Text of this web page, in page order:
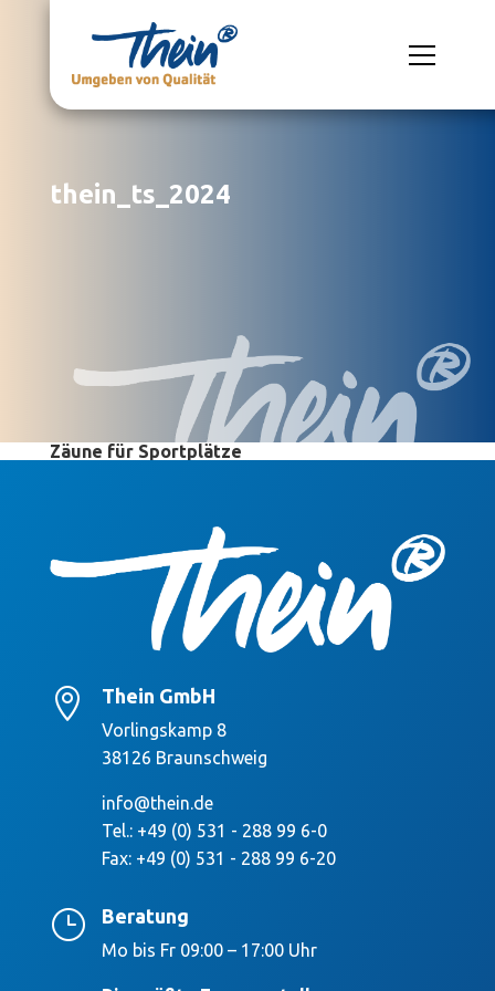
thein_ts_2024
Zäune für Sportplätze
 Thein GmbH
Vorlingskamp 8
38126 Braunschweig
info@thein.de
Tel.: +49 (0) 531 - 288 99 6-0
Fax: +49 (0) 531 - 288 99 6-20
} Beratung
Mo bis Fr 09:00 – 17:00 Uhr